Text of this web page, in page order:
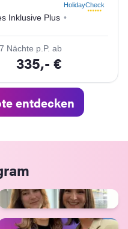
HolidayCheck
Inklusive Plus •
7 Nächte p.P. ab
335,- €
entdecken